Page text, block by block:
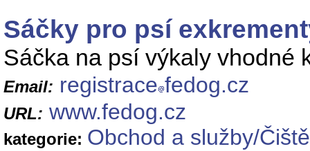
Sáčky pro psí
Sáčka na psí výkaly vhodné
Email: registrace fedog.cz
URL: www.fedog.cz
kategorie: Obchod a služby/